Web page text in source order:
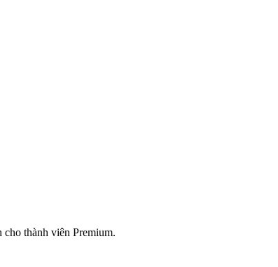
thành viên Premium.